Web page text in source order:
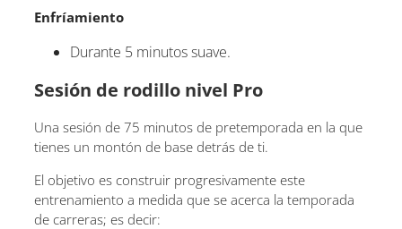
Enfríamiento
Durante 5 minutos suave.
Sesión de rodillo nivel Pro
Una sesión de 75 minutos de pretemporada en la que
tienes un montón de base detrás de ti.
El objetivo es construir progresivamente este
entrenamiento a medida que se acerca la temporada
de carreras; es decir: